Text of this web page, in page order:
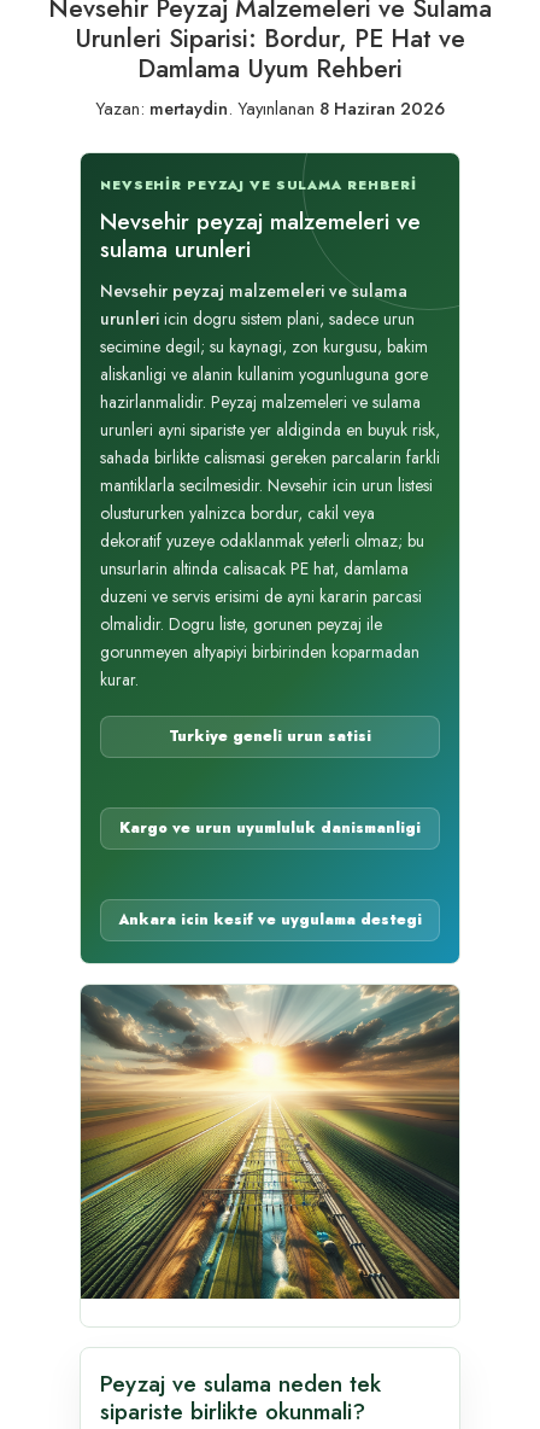
Nevsehir Peyzaj Malzemeleri ve Sulama
Urunleri Siparisi: Bordur, PE Hat ve
Damlama Uyum Rehberi
Yazan: mertaydin. Yayınlanan 8 Haziran 2026
NEVSEHIR PEYZAJ VE SULAMA REHBERI
Nevsehir peyzaj malzemeleri ve
sulama urunleri
Nevsehir peyzaj malzemeleri ve sulama
urunleri icin dogru sistem plani, sadece urun
secimine degil; su kaynagi, zon kurgusu, bakim
aliskanligi ve alanin kullanim yogunluguna gore
hazirlanmalidir. Peyzaj malzemeleri ve sulama
urunleri ayni sipariste yer aldiginda en buyuk risk,
sahada birlikte calismasi gereken parcalarin farkli
mantiklarla secilmesidir. Nevsehir icin urun listesi
olustururken yalnizca bordur, cakil veya
dekoratif yuzeye odaklanmak yeterli olmaz; bu
unsurlarin altinda calisacak PE hat, damlama
duzeni ve servis erisimi de ayni kararin parcasi
olmalidir. Dogru liste, gorunen peyzaj ile
gorunmeyen altyapiyi birbirinden koparmadan
kurar.
Turkiye geneli urun satisi
Kargo ve urun uyumluluk danismanligi
Ankara icin kesif ve uygulama destegi
Peyzaj ve sulama neden tek
sipariste birlikte okunmali?